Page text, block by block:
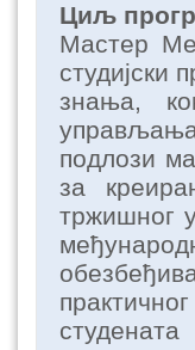
Циљ
Мастер
студијски
знања,
подлози
за
тржишног